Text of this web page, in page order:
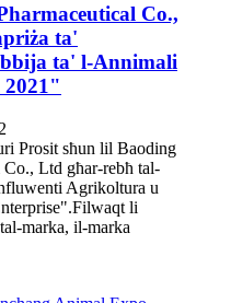
Co.,
ta'
ta' l-Annimali
Prosit sħun lil Baoding
Co., Ltd għar-rebħ tal-
Agrikoltura u
li
marka, il-marka